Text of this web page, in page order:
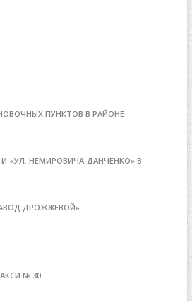
ПУНКТОВ В РАЙОНЕ
«УЛ. НЕМИРОВИЧА-ДАНЧЕНКО» В
ДРОЖЖЕВОЙ».
№ 30